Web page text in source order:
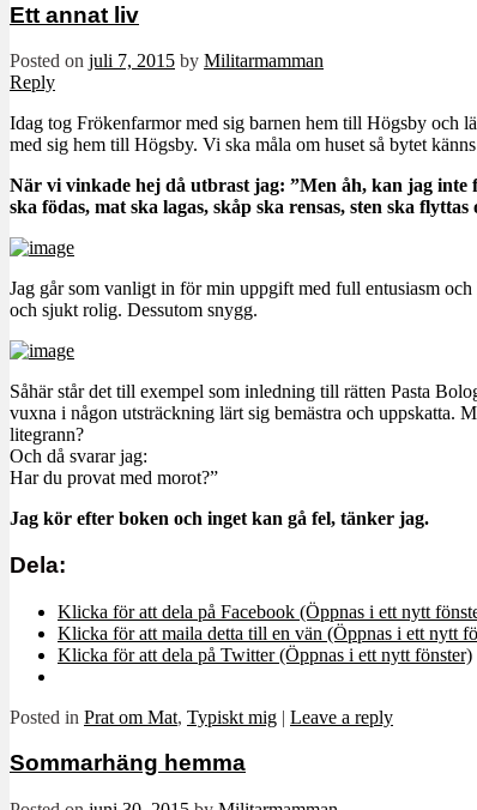
Ett annat liv
Posted on juli 7, 2015 by Militarmamman
Reply
Idag tog Frökenfarmor med sig barnen hem till Högsby och
med sig hem till Högsby. Vi ska måla om huset så bytet
När vi vinkade hej då utbrast jag: ”Men åh, kan jag inte
ska födas, mat ska lagas, skåp ska rensas, sten ska flyttas
Jag går som vanligt in för min uppgift med full entusiasm
och sjukt rolig. Dessutom snygg.
Såhär står det till exempel som inledning till rätten Pasta
vuxna i någon utsträckning lärt sig bemästra och uppskatta.
litegrann?
Och då svarar jag:
Har du provat med morot?”
Jag kör efter boken och inget kan gå fel, tänker jag.
Dela:
Klicka för att dela på Facebook (Öppnas i ett nytt
Klicka för att maila detta till en vän (Öppnas i ett nytt
Klicka för att dela på Twitter (Öppnas i ett nytt fönster)
Posted in Prat om Mat, Typiskt mig | Leave a reply
Sommarhäng hemma